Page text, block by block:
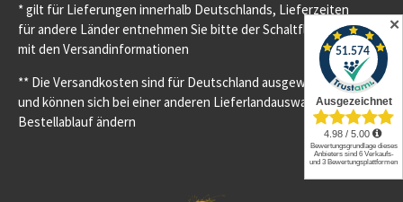
* gilt für Lieferungen innerhalb Deutschlands, Lieferzeiten
für andere Länder entnehmen Sie bitte der Schaltfläche
mit den Versandinformationen
** Die Versandkosten sind für Deutschland ausgewiesen
und können sich bei einer anderen Lieferlandauswahl im
Bestellablauf ändern
✕